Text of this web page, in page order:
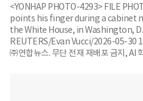
<YONHAP PHOTO-4293> FILE
points his finger during a cabinet
the White House, in Washington,
REUTERS/Evan Vucci/2026-05-30
㈜연합뉴스. 무단 전재 재배포 금지, AI